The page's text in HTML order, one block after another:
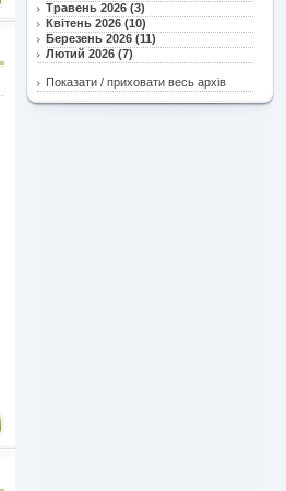
Травень 2026 (3)
Квітень 2026 (10)
Березень 2026 (11)
Лютий 2026 (7)
Показати / приховати весь архів